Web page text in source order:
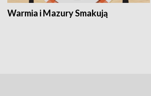
Warmia i Mazury Smakują